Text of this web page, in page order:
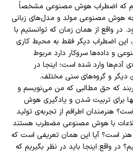
که اضطراب هوش مصنوعی مشخصاً
هوش مصنوعی مولد و مدل‌های زبانی
واقع از همان زمان که توانستیم با
اضطراب دیگر فقط به محیط کاری
و داده‌ها سروکار دارد مربوط
آدم‌ها وارد شده است؛ اینجا در
و گروه‌های سنی مختلف.
که حق مطالبی که من می‌نویسم و
برای تربیت شدن و یادگیری هوش
هنرمندان اطرافم از تجربه‌ی تولید
با هوش مصنوعی مضطرب هستند
هنر است؟ آیا این همان تعریفی است که
در واقع اینجا باید در نظر بگیریم که